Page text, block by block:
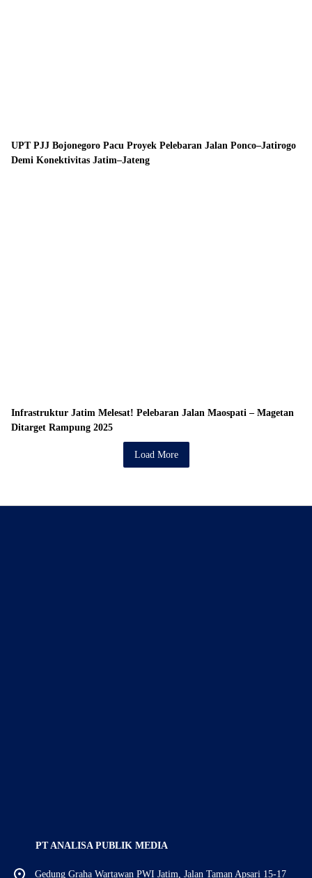
UPT PJJ Bojonegoro Pacu Proyek Pelebaran Jalan Ponco–Jatirogo
Demi Konektivitas Jatim–Jateng
Infrastruktur Jatim Melesat! Pelebaran Jalan Maospati – Magetan
Ditarget Rampung 2025
Load More
PT ANALISA PUBLIK MEDIA
Gedung Graha Wartawan PWI Jatim, Jalan Taman Apsari 15-17